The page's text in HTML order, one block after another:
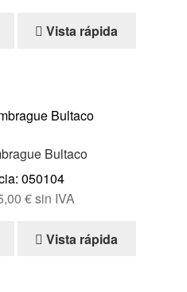
Vista rápida
Bultaco
050104
€sin IVA
Vista rápida